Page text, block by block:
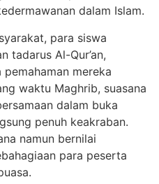
dalam Islam.
para siswa
tadarus Al-Qur’an,
mereka
waktu Maghrib, suasana
dalam buka
penuh keakraban.
namun bernilai
para peserta